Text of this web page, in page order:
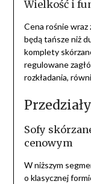
Wielkość i
Cena rośnie
będą tańsze niż
komplety
regulowane
rozkładania,
Sofy
cenowym
W niższym
o klasycznej